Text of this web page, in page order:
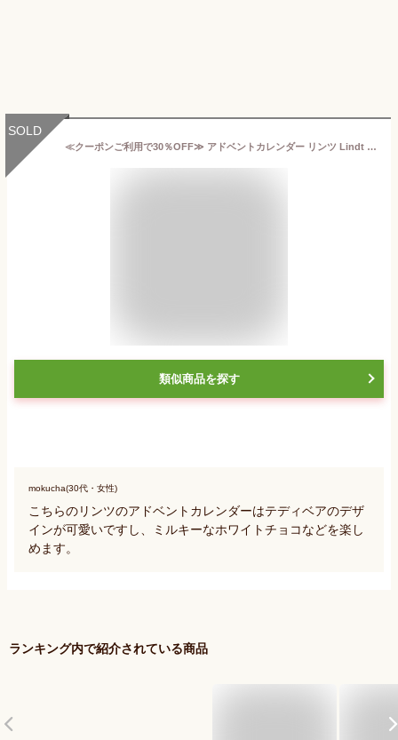
SOLD
≪クーポンご利用で30％OFF≫ アドベントカレンダー リンツ Lindt チョコレート ミニ リンツテディ 124g｜お歳暮 クリスマス お歳暮 チョコ ギフト プレゼント プチギフト 可愛い 洋菓子 スイーツ お菓子 おしゃれ 個包装 小分け リンツチョコ 誕生日 手土産
類似商品を探す
mokucha(30代・女性)
こちらのリンツのアドベントカレンダーはテディベアのデザ
インが可愛いですし、ミルキーなホワイトチョコなどを楽し
めます。
ランキング内で紹介されている商品